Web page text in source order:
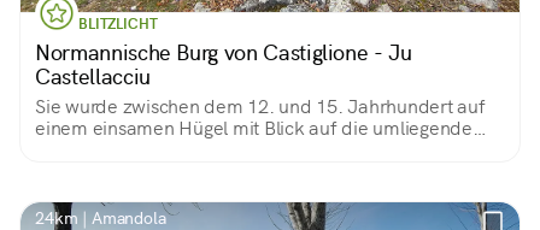
BLITZLICHT
Normannische Burg von Castiglione - Ju
Castellacciu
Sie wurde zwischen dem 12. und 15. Jahrhundert auf
einem einsamen Hügel mit Blick auf die umliegende
24km | Amandola